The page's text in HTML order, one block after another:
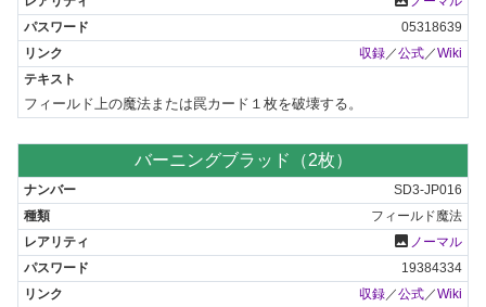
05318639
収録／公式／Wiki
フィールド上の魔法または罠カード１枚を破壊する。
バーニングブラッド（2枚）
SD3-JP016
フィールド魔法
photo ノーマル
19384334
収録 ／公式 ／Wiki